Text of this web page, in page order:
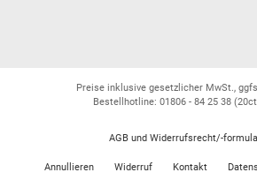
Preise inklusive gesetzlicher MwSt.,
Bestellhotline: 01806 - 84 25 38
AGB und Widerrufsrecht/-
Annullieren Widerruf Kontakt